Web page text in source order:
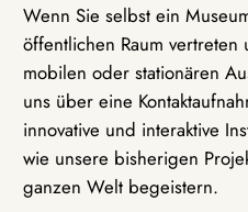
Wenn Sie selbst ein
öffentlichen Raum
mobilen oder stationären
uns über eine
innovative und interaktive
wie unsere bisherigen
ganzen Welt begeistern.